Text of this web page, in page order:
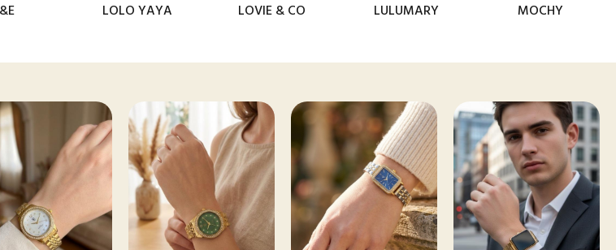
LOLO YAYA LOVIE & CO LULUMARY MOCHY